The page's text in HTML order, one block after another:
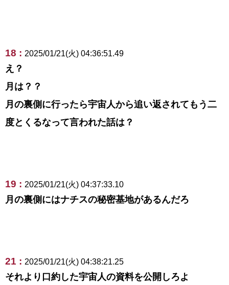
18 : 2025/01/21(火) 04:36:51.49
え？
月は？？
月の裏側に行ったら宇宙人から追い返されてもう二
度とくるなって言われた話は？
19 : 2025/01/21(火) 04:37:33.10
月の裏側にはナチスの秘密基地があるんだろ
21 : 2025/01/21(火) 04:38:21.25
それより口約した宇宙人の資料を公開しろよ